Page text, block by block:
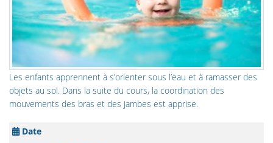
Les enfants apprennent à s’orienter sous l’eau et à ramasser des
objets au sol. Dans la suite du cours, la coordination des
mouvements des bras et des jambes est apprise.
Date